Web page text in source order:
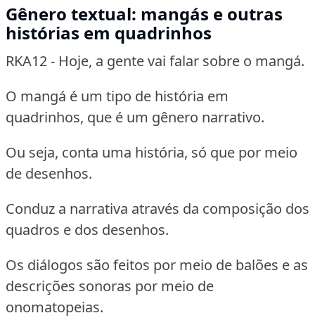
Gênero textual: mangás e outras
histórias em quadrinhos
RKA12 - Hoje, a gente vai falar sobre o mangá.
O mangá é um tipo de história em
quadrinhos, que é um gênero narrativo.
Ou seja, conta uma história, só que por meio
de desenhos.
Conduz a narrativa através da composição dos
quadros e dos desenhos.
Os diálogos são feitos por meio de balões e as
descrições sonoras por meio de
onomatopeias.